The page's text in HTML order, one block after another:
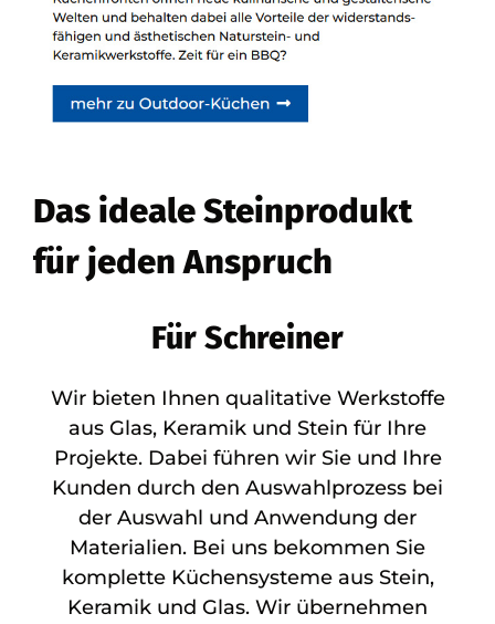
Das ideale Steinprodukt
für jeden Anspruch
Für Schreiner
Wir bieten Ihnen qualitative Werkstoffe
aus Glas, Keramik und Stein für Ihre
Projekte. Dabei führen wir Sie und Ihre
Kunden durch den Auswahlprozess bei
der Auswahl und Anwendung der
Materialien. Bei uns bekommen Sie
komplette Küchensysteme aus Stein,
Keramik und Glas. Wir übernehmen